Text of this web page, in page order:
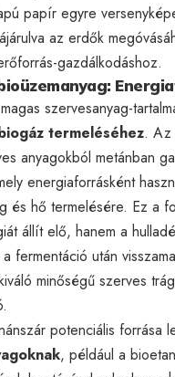
papír egyre
az erdők
gazdálkodáshoz.
szervesanyag-
termeléséhez. Az
anyagokból metánban
energiaforrásként
és hő termelésére. Ez a
állít elő, hanem a
fermentáció után
minőségű szerves
potenciális forrása
, például a